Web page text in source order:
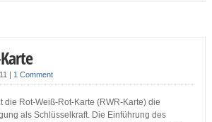
| 1 Comment
die Rot-Weiß-Rot-Karte (RWR-Karte) die
als Schlüsselkraft. Die Einführung des